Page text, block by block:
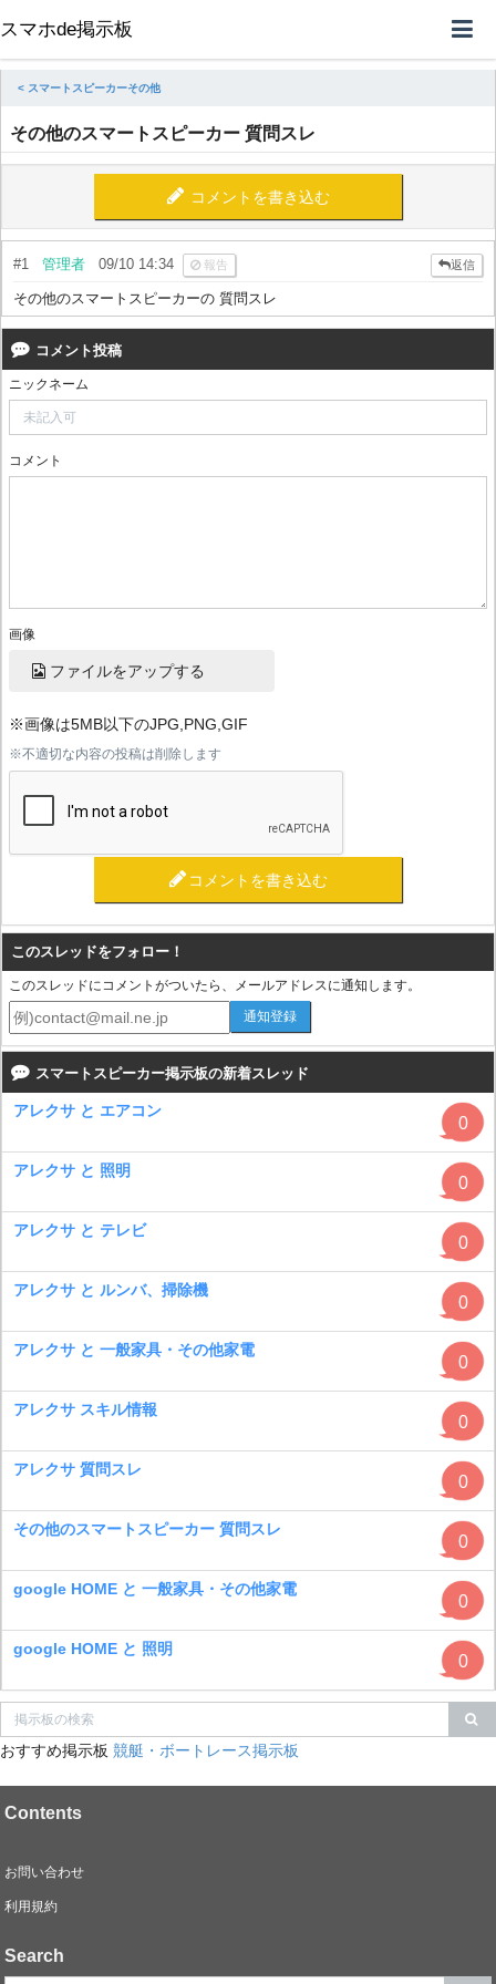
スマホde掲示板
< スマートスピーカーその他
その他のスマートスピーカー 質問スレ
コメントを書き込む
#1 管理者 09/10 14:34 報告 返信
その他のスマートスピーカーの 質問スレ
コメント投稿
ニックネーム
コメント
画像
ファイルをアップする
※画像は5MB以下のJPG,PNG,GIF
※不適切な内容の投稿は削除します
コメントを書き込む
このスレッドをフォロー！
このスレッドにコメントがついたら、メールアドレスに通知します。
スマートスピーカー掲示板の新着スレッド
アレクサ と エアコン
0
アレクサ と 照明
0
アレクサ と テレビ
0
アレクサ と ルンバ、掃除機
0
アレクサ と 一般家具・その他家電
0
アレクサ スキル情報
0
アレクサ 質問スレ
0
その他のスマートスピーカー 質問スレ
0
google HOME と 一般家具・その他家電
0
google HOME と 照明
0
おすすめ掲示板 競艇・ボートレース掲示板
Contents
お問い合わせ
利用規約
Search